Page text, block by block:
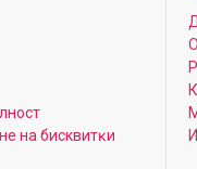
нa бисквитĸи